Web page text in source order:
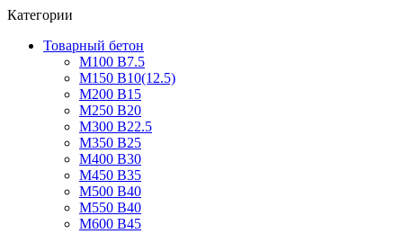
Категории
Товарный бетон
М100 В7.5
М150 В10(12.5)
М200 В15
М250 В20
М300 В22.5
М350 В25
М400 В30
М450 В35
М500 В40
М550 В40
М600 В45